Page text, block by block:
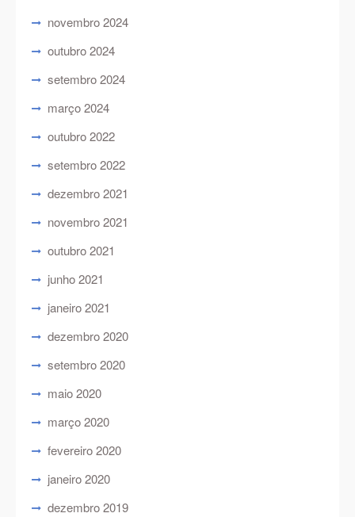
novembro 2024
outubro 2024
setembro 2024
março 2024
outubro 2022
setembro 2022
dezembro 2021
novembro 2021
outubro 2021
junho 2021
janeiro 2021
dezembro 2020
setembro 2020
maio 2020
março 2020
fevereiro 2020
janeiro 2020
dezembro 2019